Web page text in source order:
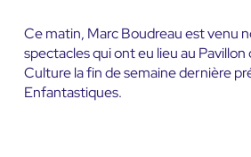
Ce matin, Marc Boudreau est venu
spectacles qui ont eu lieu au Pavillon
Culture la fin de semaine dernière
Enfantastiques.